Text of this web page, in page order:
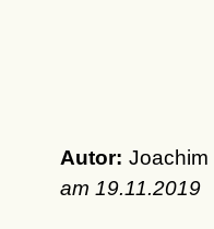
Autor:
am 19.11.2019